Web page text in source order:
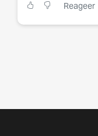
Reageer